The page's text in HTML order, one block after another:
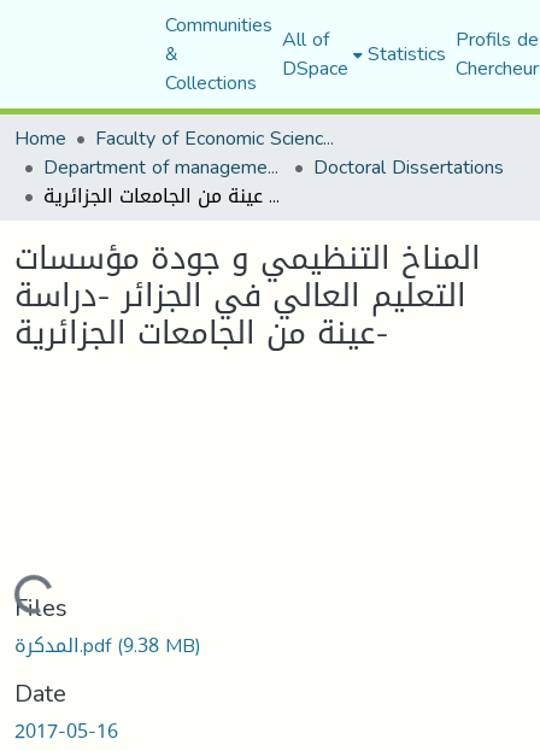
Communities
&
Collections
All of
DSpace Statistics Profils
Home
Faculty of Economic Sciences, Commerce and Management Sciences
Department of management sciences Doctoral Dissertations
المناخ التنظيمي و جودة مؤسسات التعليم العالي في الجزائر -دراسة عينة من الجامعات الجزائرية-
المناخ التنظيمي و جودة مؤسسات
التعليم العالي في الجزائر -دراسة
عينة من الجامعات الجزائرية-
Loading...
Files
المدكرة.pdf(9.38 MB)
Date
2017-05-16